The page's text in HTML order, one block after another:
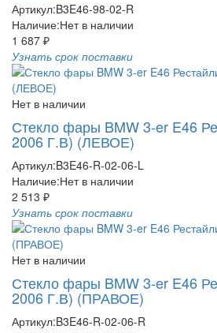
Артикул:B3E46-98-02-R
Наличие:Нет в наличии
1 687 ₽
Узнать срок поставки
Нет в наличии
Стекло фары BMW 3-er E46
2006 Г.В) (ЛЕВОЕ)
Артикул:B3E46-R-02-06-L
Наличие:Нет в наличии
2 513 ₽
Узнать срок поставки
Нет в наличии
Стекло фары BMW 3-er E46
2006 Г.В) (ПРАВОЕ)
Артикул:B3E46-R-02-06-R